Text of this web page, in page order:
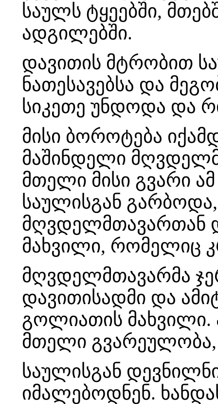
საულს ტყეებში,
ადგილებში.
დავითის მტრობით
ნათესავებსა და
სიკეთე უნდოდა და
მისი ბოროტება
მაშინდელი
მთელი მისი გვარი
საულისგან
მღვდელმთავართან
მახვილი, რომელიც
მღვდელმთავარმა
დავითისადმი და
გოლიათის მახვილი.
მთელი გვარეულობა,
საულისგან
იმალებოდნენ.